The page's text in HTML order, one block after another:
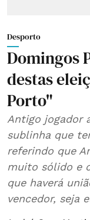
Desporto
Domingos
destas
Porto"
Antigo jogador
sublinha que
referindo que
muito sólido e
que haverá
vencedor, seja